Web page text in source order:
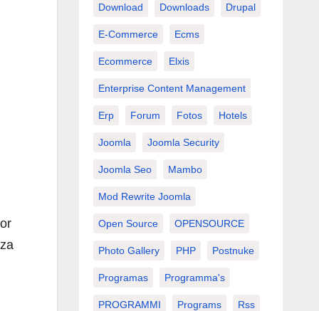
Download Downloads Drupal
E-Commerce Ecms
Ecommerce Elxis
Enterprise Content Management
Erp Forum Fotos Hotels
Joomla Joomla Security
Joomla Seo Mambo
Mod Rewrite Joomla
Open Source OPENSOURCE
Photo Gallery PHP Postnuke
Programas Programma's
PROGRAMMI Programs Rss